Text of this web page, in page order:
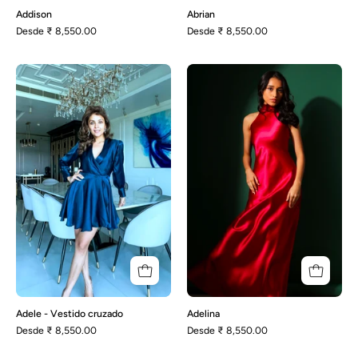
Addison
Desde ₹ 8,550.00
Abrian
Desde ₹ 8,550.00
Adele
-
Vestido
cruzado
Adele - Vestido cruzado
Desde ₹ 8,550.00
Adelina
Adelina
Desde ₹ 8,550.00